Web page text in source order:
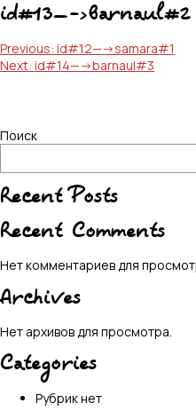
id#13—->barnaul#2
Навигация
по
Previous: id#12—->samara#1
Next: id#14—->barnaul#3
Поиск
Recent Posts
Recent Comments
Нет комментариев для
Archives
Нет архивов для просмотра.
Categories
Рубрик нет